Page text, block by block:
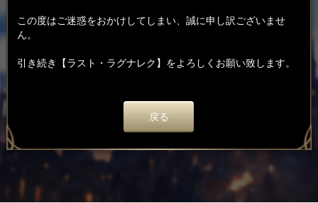
この度はご迷惑をおかけしてしまい、誠に申し訳ございませ
ん。
引き続き【ラスト・ラグナレク】をよろしくお願い致します。
戻る